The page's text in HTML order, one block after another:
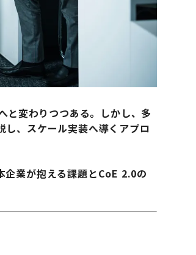
と変わりつつある。しかし、多
し、スケール実装へ導くアプロ
企業が抱える課題とCoE 2.0の